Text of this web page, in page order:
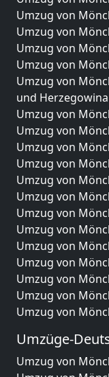
Umzug von
Umzug von
Umzug von
Umzug von
Umzug von
und Herzegowina
Umzug von
Umzug von
Umzug von
Umzug von
Umzug von
Umzug von
Umzug von
Umzug von
Umzug von
Umzug von
Umzug von
Umzug von
Umzug von
Umzüge-
Umzug von